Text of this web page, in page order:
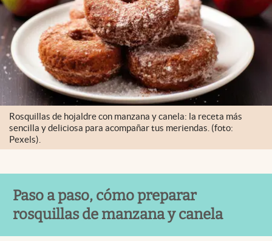
Rosquillas de hojaldre con manzana y canela: la receta más
sencilla y deliciosa para acompañar tus meriendas. (foto:
Pexels).
Paso a paso, cómo preparar
rosquillas de manzana y canela